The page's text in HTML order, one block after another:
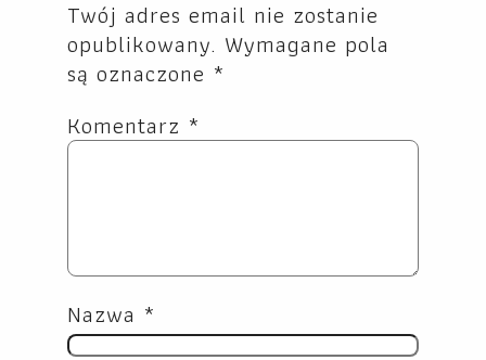
Twój adres email nie zostanie
opublikowany. Wymagane pola
są oznaczone *
Komentarz *
Nazwa *